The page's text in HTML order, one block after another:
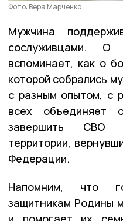
Фото: Вера Марченко
Мужчина
сослуживцами. О
вспоминает, как о
которой собрались
с разным опытом, с
всех объединяет
завершить СВО
территории,
Федерации.
Напомним, что
защитникам Родины